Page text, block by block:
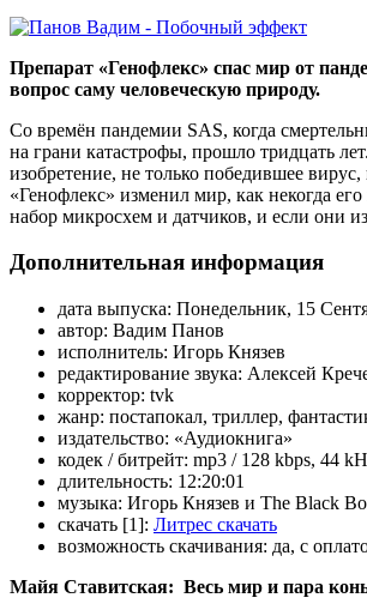
Препарат «Генофлекс» спас мир от
вопрос саму человеческую природу.
Со времён пандемии SAS, когда
на грани катастрофы, прошло тридцать
изобретение, не только победившее
«Генофлекс» изменил мир, как некогда
набор микросхем и датчиков, и если они
Дополнительная информация
дата выпуска: Понедельник, 15
автор: Вадим Панов
исполнитель: Игорь Князев
редактирование звука: Алексей
корректор: tvk
жанр: постапокал, триллер,
издательство: «Аудиокнига»
кодек / битрейт: mp3 / 128 kbps, 44
длительность: 12:20:01
музыка: Игорь Князев и The Black
скачать [1]: Литрес скачать
возможность скачивания: да, с
Майя Ставитская: Весь мир и пара